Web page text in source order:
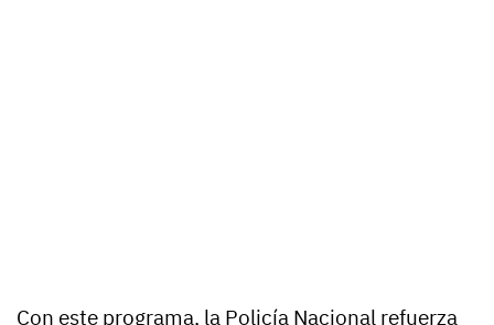
Con este programa, la Policía Nacional refuerza